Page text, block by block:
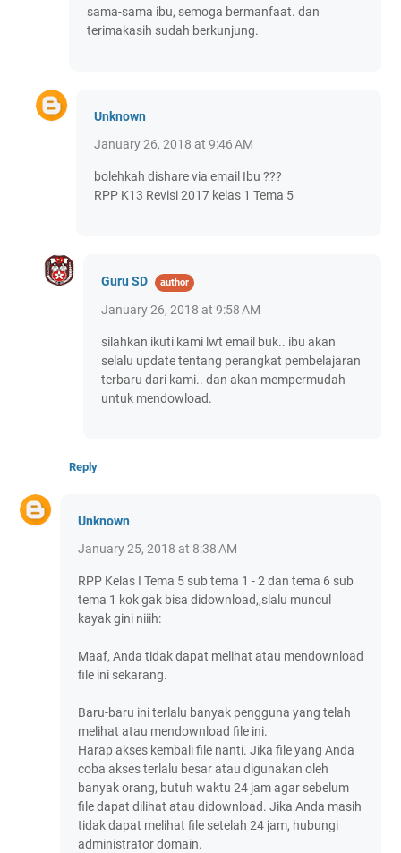
sama-sama ibu, semoga bermanfaat. dan
terimakasih sudah berkunjung.
Unknown
January 26, 2018 at 9:46 AM
bolehkah dishare via email Ibu ???
RPP K13 Revisi 2017 kelas 1 Tema 5
Guru SD
January 26, 2018 at 9:58 AM
silahkan ikuti kami lwt email buk.. ibu akan
selalu update tentang perangkat pembelajaran
terbaru dari kami.. dan akan mempermudah
untuk mendowload.
Reply
Unknown
January 25, 2018 at 8:38 AM
RPP Kelas I Tema 5 sub tema 1 - 2 dan tema 6 sub
tema 1 kok gak bisa didownload,,slalu muncul
kayak gini niiih:
Maaf, Anda tidak dapat melihat atau mendownload
file ini sekarang.
Baru-baru ini terlalu banyak pengguna yang telah
melihat atau mendownload file ini.
Harap akses kembali file nanti. Jika file yang Anda
coba akses terlalu besar atau digunakan oleh
banyak orang, butuh waktu 24 jam agar sebelum
file dapat dilihat atau didownload. Jika Anda masih
tidak dapat melihat file setelah 24 jam, hubungi
administrator domain.